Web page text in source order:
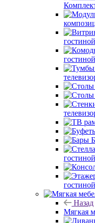
гостиной
гостиной
гостиной
гостиной
Назад
Мягкая